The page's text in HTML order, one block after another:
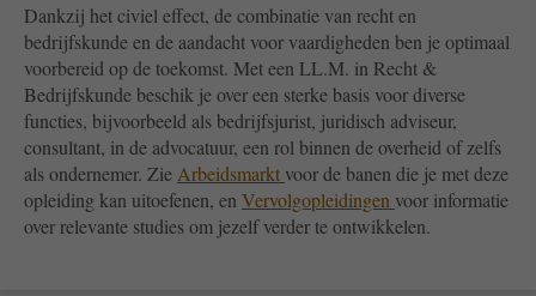
Dankzij het civiel effect, de combinatie van recht en
bedrijfskunde en de aandacht voor vaardigheden ben je optimaal
voorbereid op de toekomst. Met een LL.M. in Recht &
Bedrijfskunde beschik je over een sterke basis voor diverse
functies, bijvoorbeeld als bedrijfsjurist, juridisch adviseur,
consultant, in de advocatuur, een rol binnen de overheid of zelfs
als ondernemer. Zie Arbeidsmarkt voor de banen die je met deze
opleiding kan uitoefenen, en Vervolgopleidingen voor informatie
over relevante studies om jezelf verder te ontwikkelen.